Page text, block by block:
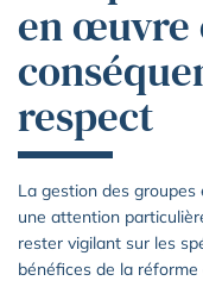
en œuvre
respect
La gestion des
une attention
rester vigilant sur les
bénéfices de la